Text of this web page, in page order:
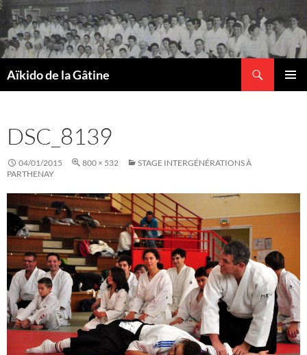
Aïkido de la Gâtine
DSC_8139
04/01/2015 800 × 532
STAGE INTERGÉNÉRATIONS À
PARTHENAY